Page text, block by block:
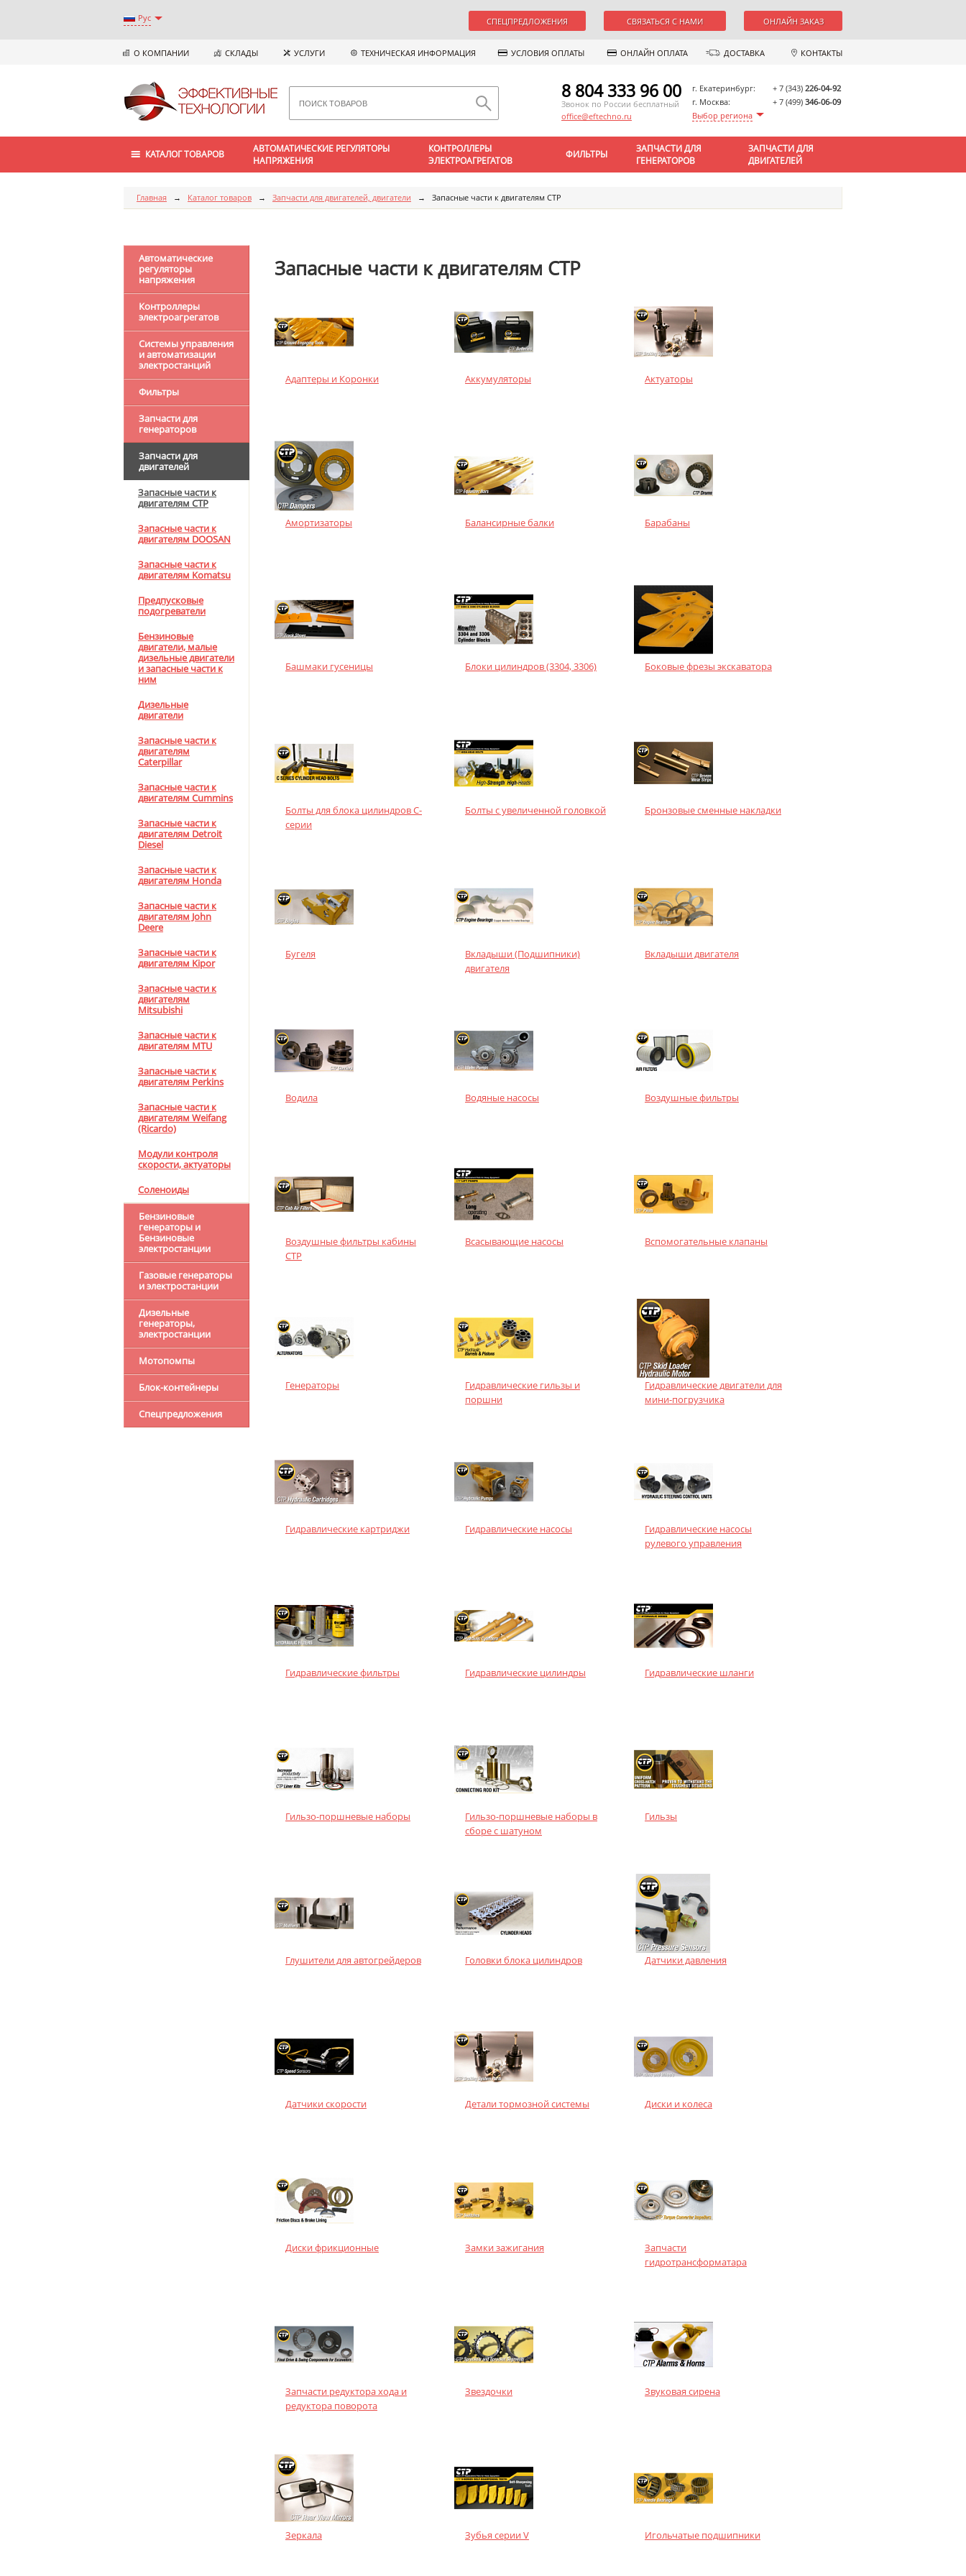
Рус СПЕЦПРЕДЛОЖЕНИЯ СВЯЗАТЬСЯ С НАМИ ОНЛАЙН ЗАКАЗ
О КОМПАНИИ СКЛАДЫ УСЛУГИ ТЕХНИЧЕСКАЯ ИНФОРМАЦИЯ УСЛОВИЯ ОПЛАТЫ ОНЛАЙН ОПЛАТА ДОСТАВКА КОНТАКТЫ
г. Екатеринбург: + 7 (343) 226-04-92
г. Москва:
+ 7 (499) 346-06-09
Выбор региона
8 804 333 96 00
Звонок по России бесплатный
office@eftechno.ru
КАТАЛОГ ТОВАРОВ
АВТОМАТИЧЕСКИЕ РЕГУЛЯТОРЫ
НАПРЯЖЕНИЯ
КОНТРОЛЛЕРЫ
ЭЛЕКТРОАГРЕГАТОВ
ФИЛЬТРЫ
ЗАПЧАСТИ ДЛЯ
ГЕНЕРАТОРОВ
ЗАПЧАСТИ ДЛЯ
ДВИГАТЕЛЕЙ
Главная → Каталог товаров → Запчасти для двигателей, двигатели → Запасные части к двигателям CTP
Автоматические
регуляторы
напряжения
Контроллеры
электроагрегатов
Системы управления
и автоматизации
электростанций
Фильтры
Запчасти для
генераторов
Запчасти для
двигателей
Запасные части к
двигателям CTP
Запасные части к
двигателям DOOSAN
Запасные части к
двигателям Komatsu
Предпусковые
подогреватели
Бензиновые
двигатели, малые
дизельные двигатели
и запасные части к
ним
Дизельные
двигатели
Запасные части к
двигателям
Caterpillar
Запасные части к
двигателям Cummins
Запасные части к
двигателям Detroit
Diesel
Запасные части к
двигателям Honda
Запасные части к
двигателям John
Deere
Запасные части к
двигателям Kipor
Запасные части к
двигателям
Mitsubishi
Запасные части к
двигателям MTU
Запасные части к
двигателям Perkins
Запасные части к
двигателям Weifang
(Ricardo)
Модули контроля
скорости, актуаторы
Соленоиды
Бензиновые
генераторы и
Бензиновые
электростанции
Газовые генераторы
и электростанции
Дизельные
генераторы,
электростанции
Мотопомпы
Блок-контейнеры
Спецпредложения
Запасные части к двигателям CTP
Адаптеры и Коронки Аккумуляторы Актуаторы
Амортизаторы Балансирные балки Барабаны
Башмаки гусеницы Блоки цилиндров (3304, 3306) Боковые фрезы экскаватора
Болты для блока цилиндров С-
серии
Болты с увеличенной головкой Бронзовые сменные накладки
Бугеля
Вкладыши (Подшипники)
двигателя
Вкладыши двигателя
Водила Водяные насосы Воздушные фильтры
Воздушные фильтры кабины
CTP
Всасывающие насосы Вспомогательные клапаны
Генераторы
Гидравлические гильзы и
поршни
Гидравлические двигатели для
мини-погрузчика
Гидравлические картриджи Гидравлические насосы
Гидравлические насосы
рулевого управления
Гидравлические фильтры Гидравлические цилиндры Гидравлические шланги
Гильзо-поршневые наборы
Гильзо-поршневые наборы в
сборе с шатуном
Гильзы
Глушители для автогрейдеров Головки блока цилиндров Датчики давления
Датчики скорости Детали тормозной системы Диски и колеса
Диски фрикционные Замки зажигания
Запчасти
гидротрансформатара
Запчасти редуктора хода и
редуктора поворота
Звездочки Звуковая сирена
Зеркала Зубья серии V Игольчатые подшипники